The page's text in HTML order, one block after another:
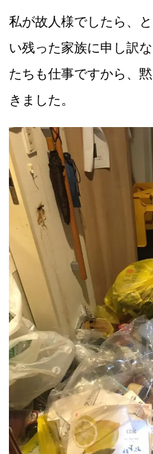
私が故人様でしたら、
い残った家族に申し訳
たちも仕事ですから、
きました。